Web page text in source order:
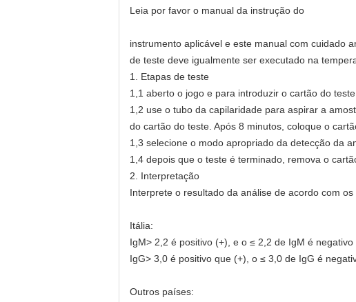
Leia por favor o manual da instrução do
instrumento aplicável e este manual com cuidado
de teste deve igualmente ser executado na
1. Etapas de teste
1,1 aberto o jogo e para introduzir o cartão do
1,2 use o tubo da capilaridade para aspirar a
do cartão do teste. Após 8 minutos, coloque o
1,3 selecione o modo apropriado da detecção da
1,4 depois que o teste é terminado, remova o
2. Interpretação
Interprete o resultado da análise de acordo com
Itália:
IgM> 2,2 é positivo (+), e o ≤ 2,2 de IgM é negativo
IgG> 3,0 é positivo que (+), o ≤ 3,0 de IgG é
Outros países: